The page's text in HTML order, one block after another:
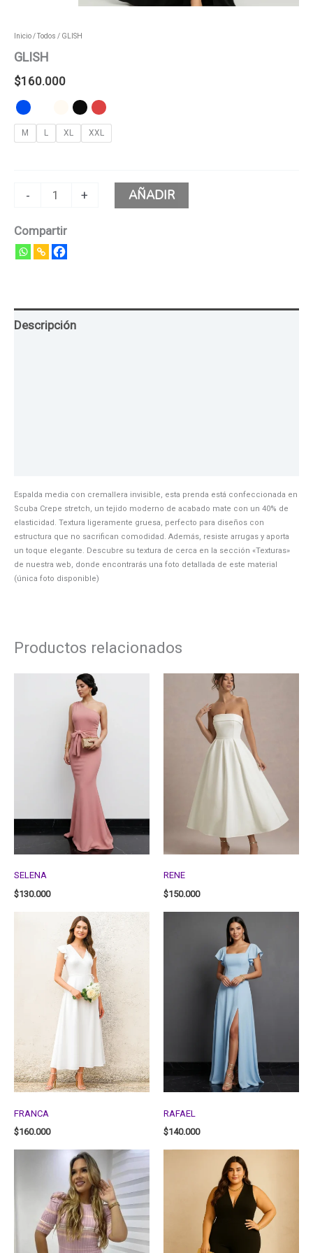
Inicio/Todos / GLISH
GLISH
$160.000
M L XL XXL
- + AÑADIR
Compartir
Descripción
Espalda media con cremallera invisible, esta prenda está confeccionada en
Scuba Crepe stretch, un tejido moderno de acabado mate con un 40% de
elasticidad. Textura ligeramente gruesa, perfecto para diseños con
estructura que no sacrifican comodidad. Además, resiste arrugas y aporta
un toque elegante. Descubre su textura de cerca en la sección «Texturas»
de nuestra web, donde encontrarás una foto detallada de este material
(única foto disponible)
Productos relacionados
SELENA
$130.000
RENE
$150.000
FRANCA
$160.000
RAFAEL
$140.000